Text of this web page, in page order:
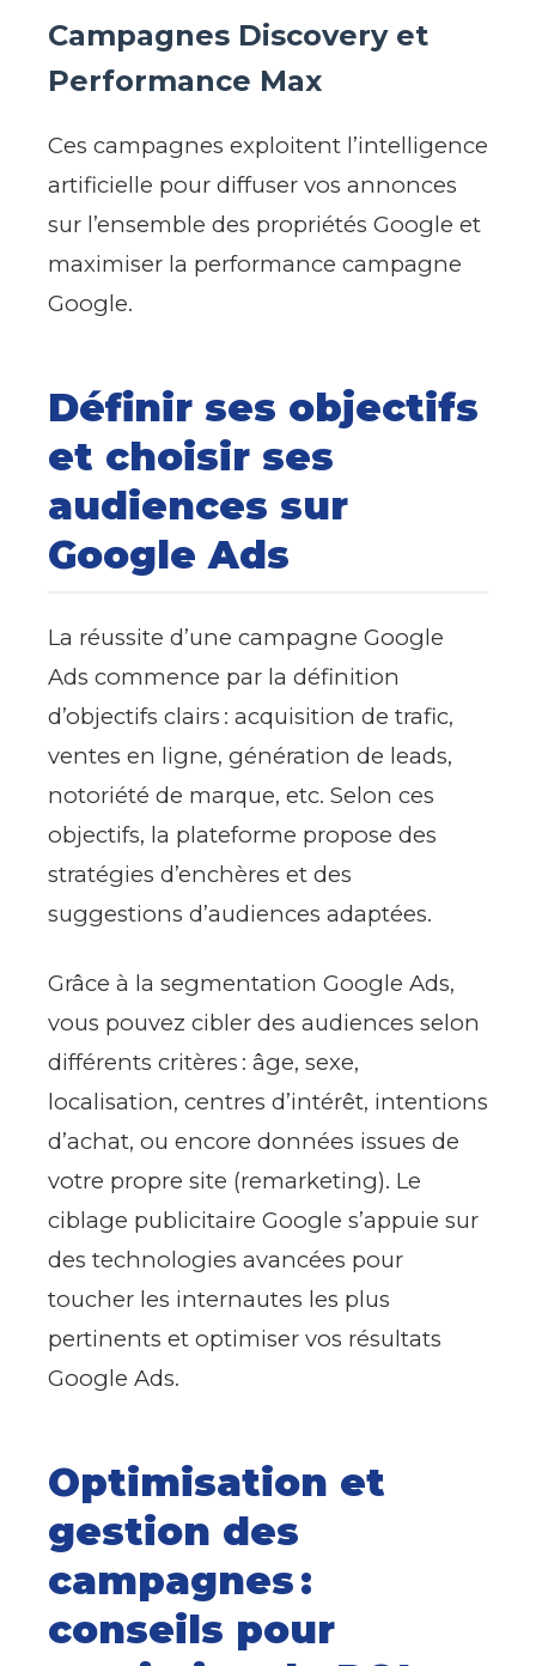
Campagnes Discovery et
Performance Max
Ces campagnes exploitent l’intelligence
artificielle pour diffuser vos annonces
sur l’ensemble des propriétés Google et
maximiser la performance campagne
Google.
Définir ses objectifs
et choisir ses
audiences sur
Google Ads
La réussite d’une campagne Google
Ads commence par la définition
d’objectifs clairs : acquisition de trafic,
ventes en ligne, génération de leads,
notoriété de marque, etc. Selon ces
objectifs, la plateforme propose des
stratégies d’enchères et des
suggestions d’audiences adaptées.
Grâce à la segmentation Google Ads,
vous pouvez cibler des audiences selon
différents critères : âge, sexe,
localisation, centres d’intérêt, intentions
d’achat, ou encore données issues de
votre propre site (remarketing). Le
ciblage publicitaire Google s’appuie sur
des technologies avancées pour
toucher les internautes les plus
pertinents et optimiser vos résultats
Google Ads.
Optimisation et
gestion des
campagnes :
conseils pour